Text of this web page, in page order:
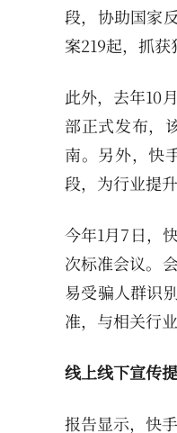
段，协助国家
案219起，抓获
此外，去年10
部正式发布，
南。另外，快
段，为行业提
今年1月7日，
次标准会议。
易受骗人群识
准，与相关行
线上线下宣传
报告显示，快